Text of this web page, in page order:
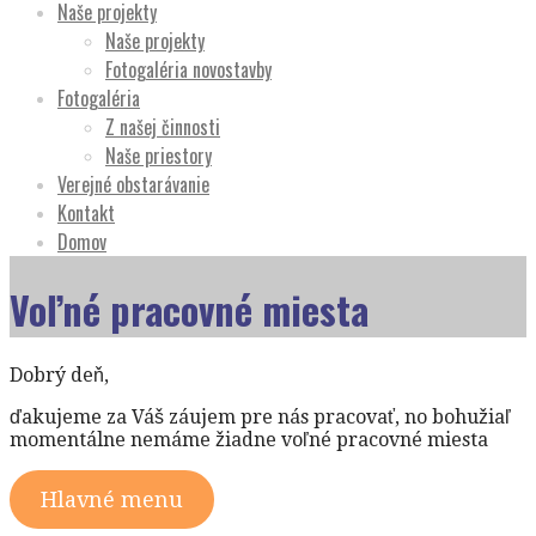
Naše projekty
Naše projekty
Fotogaléria novostavby
Fotogaléria
Z našej činnosti
Naše priestory
Verejné obstarávanie
Kontakt
Domov
Voľné pracovné miesta
Dobrý deň,
ďakujeme za Váš záujem pre nás pracovať, no bohužiaľ
momentálne nemáme žiadne voľné pracovné miesta
Hlavné menu